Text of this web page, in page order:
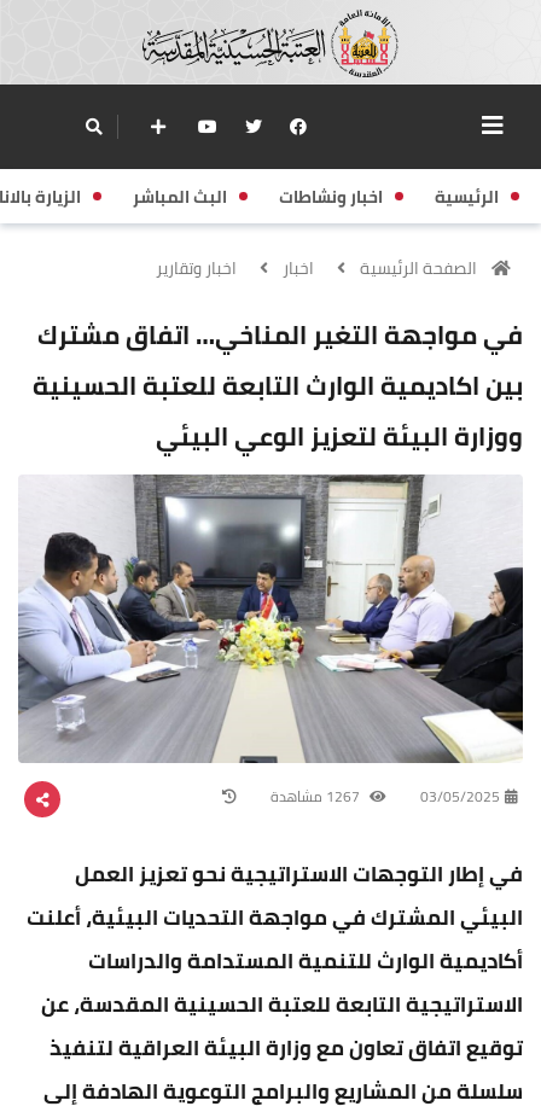
الرئيسية اخبار ونشاطات البث المباشر الزيارة
الصفحة الرئيسية اخبار اخبار وتقارير
في مواجهة التغير المناخي… اتفاق مشترك
بين اكاديمية الوارث التابعة للعتبة الحسينية
ووزارة البيئة لتعزيز الوعي البيئي
03/05/2025
في إطار التوجهات الاستراتيجية نحو تعزيز العمل
البيئي المشترك في مواجهة التحديات البيئية، أعلنت
أكاديمية الوارث للتنمية المستدامة والدراسات
الاستراتيجية التابعة للعتبة الحسينية المقدسة، عن
توقيع اتفاق تعاون مع وزارة البيئة العراقية لتنفيذ
سلسلة من المشاريع والبرامج التوعوية الهادفة إلى